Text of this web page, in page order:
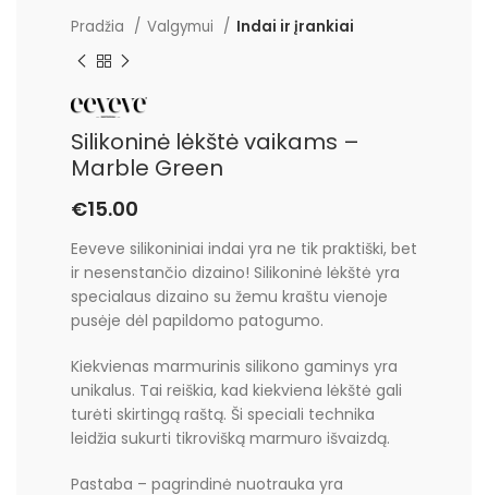
Pradžia Valgymui Indai ir įrankiai
Silikoninė lėkštė vaikams –
Marble Green
€15.00
Eeveve silikoniniai indai yra ne tik praktiški, bet
ir nesenstančio dizaino! Silikoninė lėkštė yra
specialaus dizaino su žemu kraštu vienoje
pusėje dėl papildomo patogumo.
Kiekvienas marmurinis silikono gaminys yra
unikalus. Tai reiškia, kad kiekviena lėkštė gali
turėti skirtingą raštą. Ši speciali technika
leidžia sukurti tikrovišką marmuro išvaizdą.
Pastaba – pagrindinė nuotrauka yra